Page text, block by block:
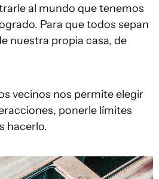
al mundo que tenemos
Para que todos sepan
nuestra propia casa, de
vecinos nos permite elegir
ponerle límites
hacerlo.